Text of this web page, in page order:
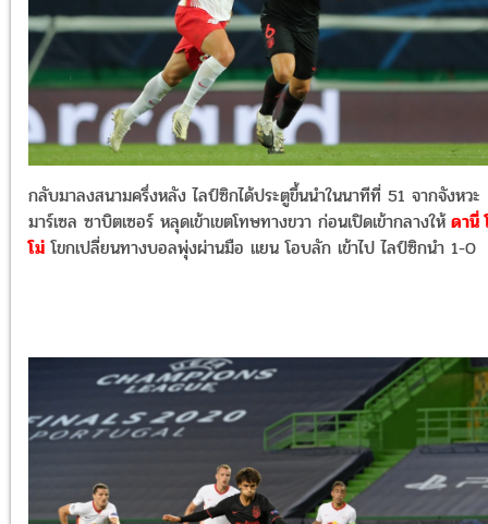
กลับมาลงสนามครึ่งหลัง ไลป์ซิกได้ประตูขึ้นนำในนาทีที่ 51 จากจังหวะ
มาร์เซล ซาบิตเซอร์ หลุดเข้าเขตโทษทางขวา ก่อนเปิดเข้ากลางให้ ดานี่
โม่ โขกเปลี่ยนทางบอลพุ่งผ่านมือ แยน โอบลัก เข้าไป ไลป์ซิกนำ 1-0